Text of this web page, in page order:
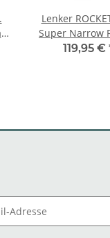
Lenker
Super Narrow
Ear
119,95 €